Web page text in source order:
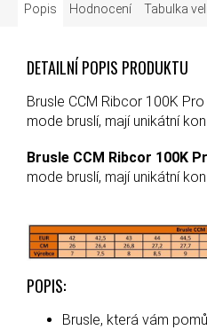
Popis Hodnocení Tabulka
DETAILNÍ POPIS PRODUKTU
Brusle CCM Ribcor 100K
mode bruslí, mají unikátní
Brusle CCM Ribcor 100K
mode bruslí, mají unikátní
POPIS:
Brusle, která vám